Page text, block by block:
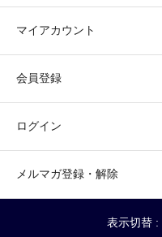
マイアカウント
会員登録
ログイン
メルマガ登録・解除
表示切替 :